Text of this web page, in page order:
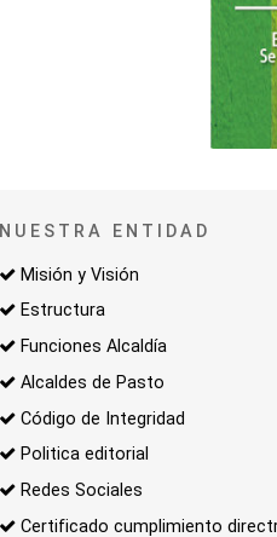
NUESTRA ENTIDAD
Misión y Visión
Estructura
Funciones Alcaldía
Alcaldes de Pasto
Código de Integridad
Politica editorial
Redes Sociales
Certificado cumplimiento